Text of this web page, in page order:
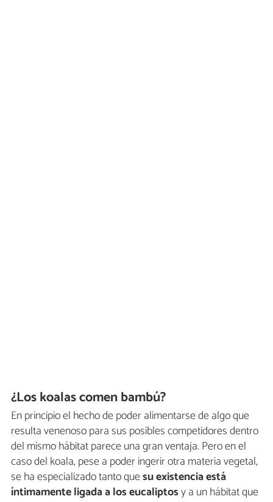
¿Los koalas comen bambú?
En principio el hecho de poder alimentarse de algo que
resulta venenoso para sus posibles competidores dentro
del mismo hábitat parece una gran ventaja. Pero en el
caso del koala, pese a poder ingerir otra materia vegetal,
se ha especializado tanto quesu existencia está
íntimamente ligada a los eucaliptosy a un hábitat que